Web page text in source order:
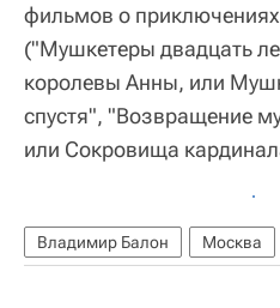
фильмов о
("Мушкетеры двадцать
королевы Анны, или
спустя", "Возвращение
или Сокровища
Владимир Балон Москва